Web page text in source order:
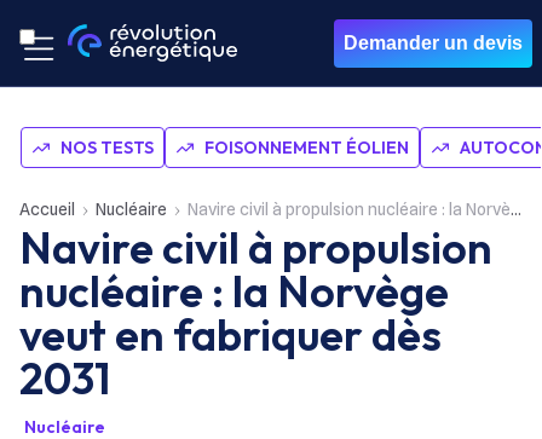
Demander un devis
NOS TESTS FOISONNEMENT ÉOLIEN
Accueil Nucléaire Navire civil à propulsion nucléaire : la Norvège veut en fabriquer dès 2031
Navire civil à propulsion
nucléaire : la Norvège
veut en fabriquer dès
2031
Nucléaire